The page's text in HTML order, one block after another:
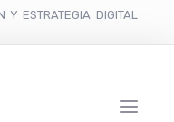
Y ESTRATEGIA DIGITAL